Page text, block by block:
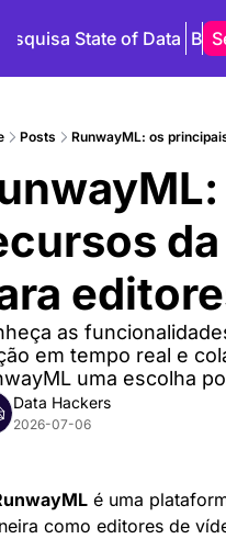
State of Data
Posts RunwayML: os
as
em tempo real e
uma escolha
Data Hackers
2026-07-06
é uma
como editores de